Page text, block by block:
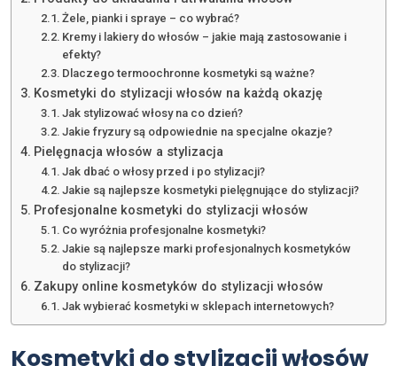
Żele, pianki i spraye – co wybrać?
Kremy i lakiery do włosów – jakie mają zastosowanie i
efekty?
Dlaczego termoochronne kosmetyki są ważne?
Kosmetyki do stylizacji włosów na każdą okazję
Jak stylizować włosy na co dzień?
Jakie fryzury są odpowiednie na specjalne okazje?
Pielęgnacja włosów a stylizacja
Jak dbać o włosy przed i po stylizacji?
Jakie są najlepsze kosmetyki pielęgnujące do stylizacji?
Profesjonalne kosmetyki do stylizacji włosów
Co wyróżnia profesjonalne kosmetyki?
Jakie są najlepsze marki profesjonalnych kosmetyków
do stylizacji?
Zakupy online kosmetyków do stylizacji włosów
Jak wybierać kosmetyki w sklepach internetowych?
Kosmetyki do stylizacji włosów